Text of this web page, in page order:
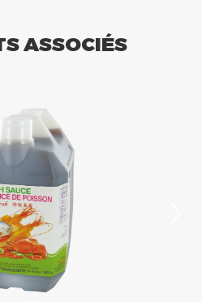
ASSOCIÉS